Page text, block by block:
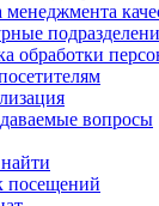
обработки
вопросы
посещений